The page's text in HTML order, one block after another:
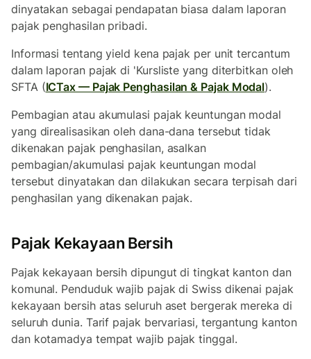
dinyatakan sebagai pendapatan biasa dalam laporan
pajak penghasilan pribadi.
Informasi tentang yield kena pajak per unit tercantum
dalam laporan pajak di 'Kursliste yang diterbitkan oleh
SFTA (ICTax — Pajak Penghasilan & Pajak Modal).
Pembagian atau akumulasi pajak keuntungan modal
yang direalisasikan oleh dana-dana tersebut tidak
dikenakan pajak penghasilan, asalkan
pembagian/akumulasi pajak keuntungan modal
tersebut dinyatakan dan dilakukan secara terpisah dari
penghasilan yang dikenakan pajak.
Pajak Kekayaan Bersih
Pajak kekayaan bersih dipungut di tingkat kanton dan
komunal. Penduduk wajib pajak di Swiss dikenai pajak
kekayaan bersih atas seluruh aset bergerak mereka di
seluruh dunia. Tarif pajak bervariasi, tergantung kanton
dan kotamadya tempat wajib pajak tinggal.